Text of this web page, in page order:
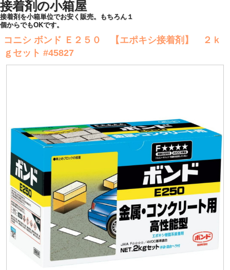
接着剤の小箱屋
接着剤を小箱単位でお安く販売。もちろん１
個からでもOKです。
コニシ ボンド Ｅ２５０ 【エポキシ接着剤】 ２ｋ
ｇセット #45827